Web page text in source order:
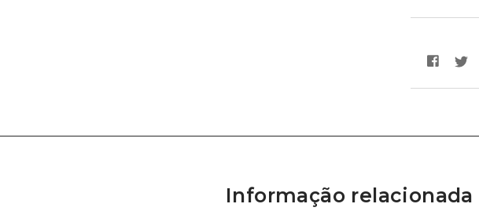
Informação relacionada